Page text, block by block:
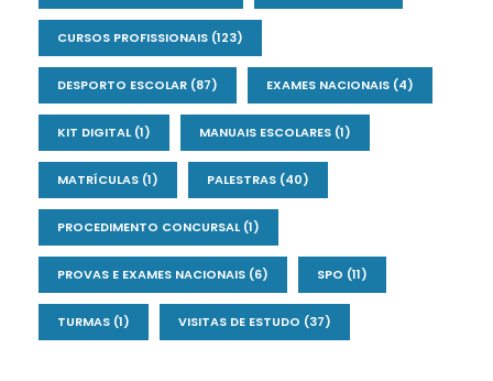
CURSOS PROFISSIONAIS (123)
DESPORTO ESCOLAR (87) EXAMES NACIONAIS (4)
KIT DIGITAL(1) MANUAIS ESCOLARES (1)
MATRÍCULAS (1) PALESTRAS (40)
PROCEDIMENTO CONCURSAL(1)
PROVAS E EXAMES NACIONAIS (6) SPO (11)
TURMAS (1) VISITAS DE ESTUDO (37)